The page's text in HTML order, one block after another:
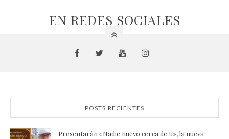
EN REDES SOCIALES
POSTS RECIENTES
Presentarán «Nadie nuevo cerca de ti», la nueva